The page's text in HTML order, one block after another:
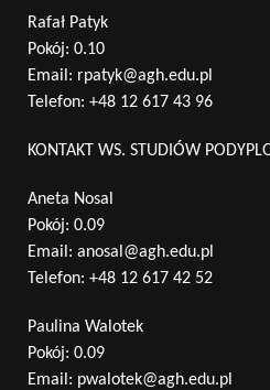
Rafał Patyk
Pokój: 0.10
Email: rpatyk@agh.edu.pl
Telefon: +48 12 617 43 96
KONTAKT WS. STUDIÓW
Aneta Nosal
Pokój: 0.09
Email: anosal@agh.edu.pl
Telefon: +48 12 617 42 52
Paulina Walotek
Pokój: 0.09
Email: pwalotek@agh.edu.pl